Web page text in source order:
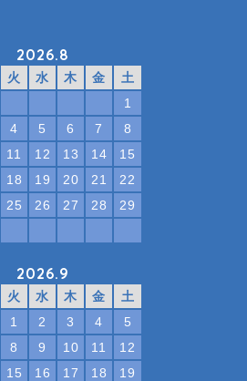
2026.8
火 水 木 金
土
1
4 5 6 7
8
11 12 13 14
15
18 19 20 21
22
25 26 27 28
29
2026.9
火 水 木 金
土
1
2 3 4
5
8 9 10 11
12
15 16 17 18
19